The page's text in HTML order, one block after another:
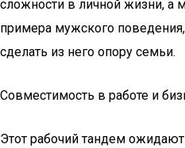
сложности в личной жизни, а
примера мужского
сделать из него опору семьи.
Совместимость в работе и
Этот рабочий тандем